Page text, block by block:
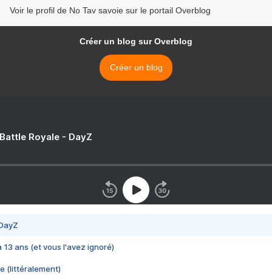
Voir le profil de No Tav savoie sur le portail Overblog
Créer un blog sur Overblog
Créer un blog
Royale - DayZ
13 ans (et vous l'avez ignoré)
(littéralement)